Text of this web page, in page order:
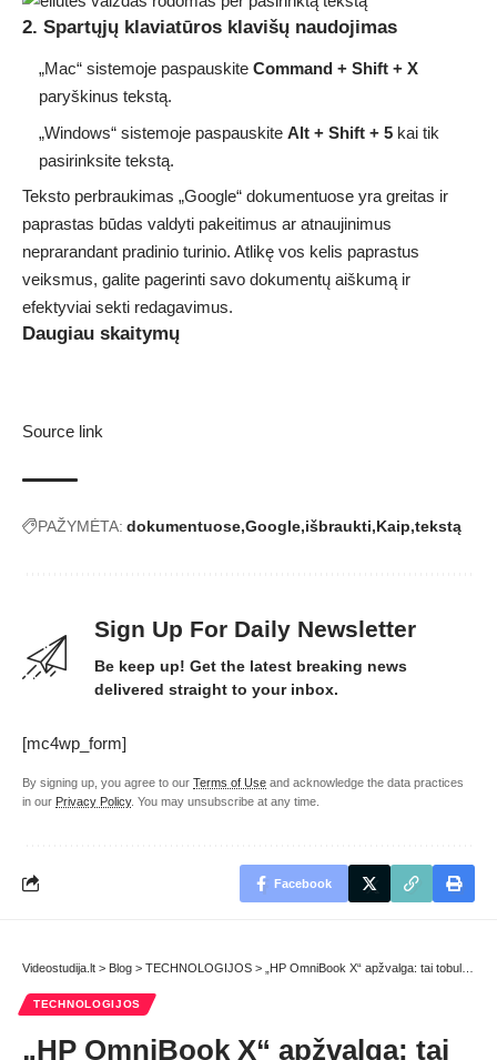
2. Spartųjų klaviatūros klavišų naudojimas
„Mac“ sistemoje paspauskite Command + Shift + X
paryškinus tekstą.
„Windows“ sistemoje paspauskite Alt + Shift + 5 kai tik
pasirinksite tekstą.
Teksto perbraukimas „Google“ dokumentuose yra greitas ir
paprastas būdas valdyti pakeitimus ar atnaujinimus
neprarandant pradinio turinio. Atlikę vos kelis paprastus
veiksmus, galite pagerinti savo dokumentų aiškumą ir
efektyviai sekti redagavimus.
Daugiau skaitymų
Source link
PAŽYMĖTA: dokumentuose Google išbraukti Kaip tekstą
Sign Up For Daily Newsletter
Be keep up! Get the latest breaking news
delivered straight to your inbox.
[mc4wp_form]
By signing up, you agree to our Terms of Use and acknowledge the data practices
in our Privacy Policy. You may unsubscribe at any time.
Facebook
Videostudija.lt > Blog > TECHNOLOGIJOS > „HP OmniBook X“ apžvalga: tai tobula, kol to nėra
TECHNOLOGIJOS
„HP OmniBook X“ apžvalga: tai